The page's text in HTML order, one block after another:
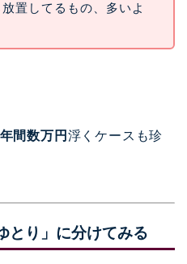
放置してるもの、多いよ
年間数万円 浮くケースも珍
とり」に分けてみる